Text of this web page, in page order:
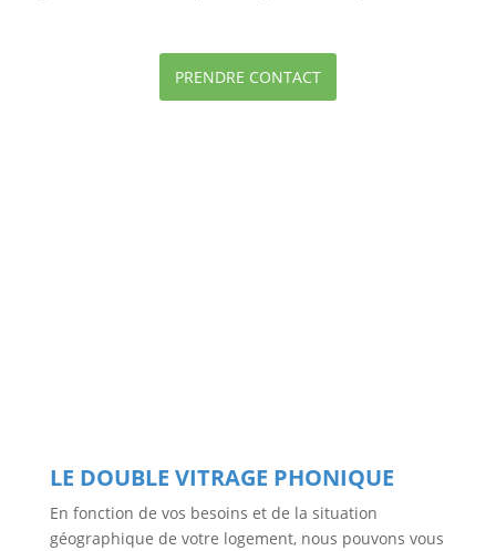
PRENDRE CONTACT
LE DOUBLE VITRAGE PHONIQUE
En fonction de vos besoins et de la situation
géographique de votre logement, nous pouvons vous